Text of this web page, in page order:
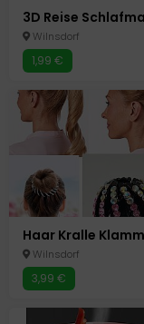
Wilnsdorf
1,99 €
Wilnsdorf
3,99 €